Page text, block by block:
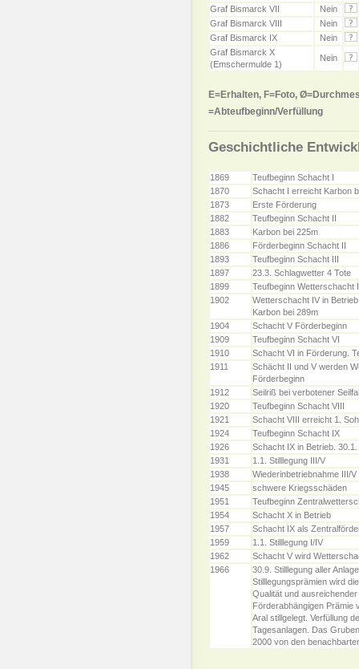
Graf Bismarck VII
Nein
Graf Bismarck VIII
Nein
Graf Bismarck IX
Nein
Graf Bismarck X
(Emschermulde 1)
Nein
E=Erhalten, F=Foto,
=Abteufbeginn/Verfüllung
Geschichtliche
1869
Teufbeginn Schacht I
1870
Schacht I erreicht Karbon
1873
Erste Förderung
1882
Teufbeginn Schacht II
1883
Karbon bei 225m
1886
Förderbeginn Schacht II
1893
Teufbeginn Schacht III
1897
23.3. Schlagwetter 4 Tote
1899
Teufbeginn Wetterschacht
1902
Wetterschacht IV in
Karbon bei 289m
1904
Schacht V Förderbeginn
1909
Teufbeginn Schacht VI
1910
Schacht VI in Förderung.
1911
Schächt II und V werden
Förderbeginn
1912
Seilriß bei verbotener
1920
Teufbeginn Schacht VIII
1921
Schacht VIII erreicht 1.
1924
Teufbeginn Schacht IX
1926
Schacht IX in Betrieb.
1931
1.1. Stilllegung III/V
1938
Wiederinbetriebnahme III/V
1945
schwere Kriegsschäden
1951
Teufbeginn
1954
Schacht X in Betrieb
1957
Schacht IX als
1959
1.1. Stilllegung I/IV
1962
Schacht V wird
1966
30.9. Stilllegung aller
Stilllegungsprämien wird
Qualität und
Förderabhängigen Prämie
Aral stillgelegt. Verfüllung
Tagesanlagen. Das
2000 von den